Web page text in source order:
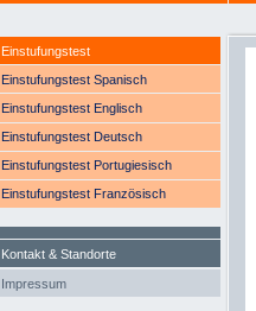
Einstufungstest
Einstufungstest Spanisch
Einstufungstest Englisch
Einstufungstest Deutsch
Einstufungstest Portugiesisch
Einstufungstest Französisch
Kontakt & Standorte
Impressum